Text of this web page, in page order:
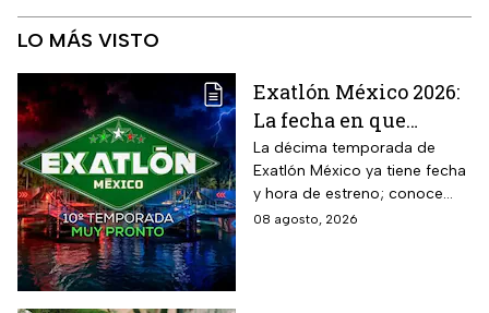
LO MÁS VISTO
Exatlón México 2026:
La fecha en que
iniciará la nueva
temporada
La décima temporada de
Exatlón México ya tiene fecha
y hora de estreno; conoce
cuándo comienza, dónde
08 agosto, 2026